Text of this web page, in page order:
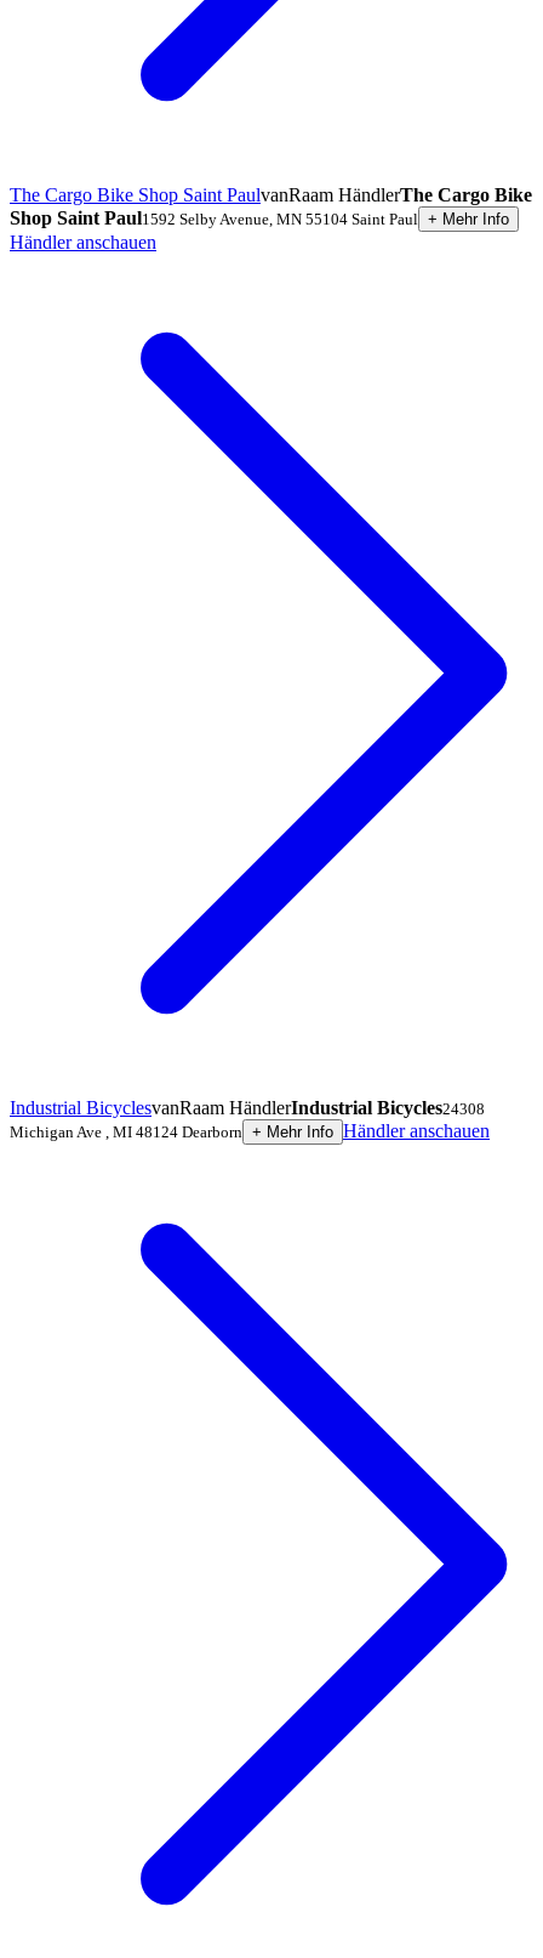
The Cargo Bike Shop Saint PaulvanRaam HändlerThe Cargo Bike
Shop Saint Paul1592 Selby Avenue MN 55104 Saint Paul + Mehr Info
Händler anschauen
Industrial BicyclesvanRaam HändlerIndustrial Bicycles24308
Michigan Ave , MI 48124 Dearborn + Mehr Info Händler anschauen